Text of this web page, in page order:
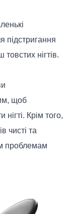
підстригання
нігтів.
щоб
Крім того,
чисті та
проблемам